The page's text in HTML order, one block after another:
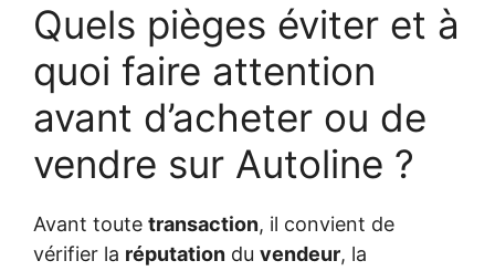
Quels pièges éviter et à
quoi faire attention
avant d’acheter ou de
vendre sur Autoline ?
Avant toute transaction, il convient de
vérifier la réputation du vendeur, la